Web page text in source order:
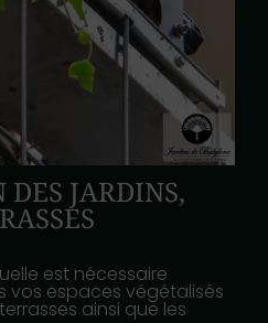
JARDINS,
est nécessaire
vos espaces végétalisés
ainsi que les